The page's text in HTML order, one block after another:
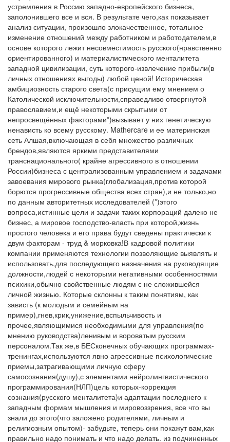
устремления в Россию западно-европейского бизнеса,
заполонившего все и вся. В результате чего,как показывает
анализ ситуации, произошло злокачественное, тотальное
изменение отношений между работником и работодателем,в
основе которого лежит несовместимость русского(нравственно
ориентированного) и материалистического менталитета
западной цивилизации, суть которого-извлечение прибыли(в
личных отношениях выгоды) любой ценой! Историческая
амбициозность старого света(с присущим ему мнением о
Католической исключительности,справедливо отвергнутой
православием,и ещё некоторыми скрытыми от
непросвещённых факторами*)вызывает у них генетическую
ненависть ко всему русскому. Mathercare и ее материнская
сеть Алшая,включающая в себя множество различных
брендов,являются яркими представителями
транснационального( крайне агрессивного в отношении
России)бизнеса с централизованным управлением и задачами
завоевания мирового рынка(глобализация,против которой
борются прогрессивные общества всех стран),и не только,но
по данным авторитетных исследователей (*)этого
вопроса,истинные цели и задачи таких корпораций далеко не
бизнес, а мировое господство-власть при которой,жизнь
простого человека и его права будут сведены практически к
двум факторам - труд & морковка!В кадровой политики
компании применяются технологии позволяющие выявлять и
использовать,для последующего назначения на руководящие
должности,людей с некоторыми негативными особенностями
психики,обычно свойственные людям с не сложившейся
личной жизнью. Которые склонны к таким понятиям, как
зависть (к молодым и семейным на
пример),гнев,крик,унижение,вспыльчивость и
прочее,являющимися необходимыми для управления(по
мнению руководства)ленивым и вороватым русским
персоналом.Так же,в БЕСконечных обучающих программах-
тренингах,используются явно агрессивные психологические
приемы,затрагивающими личную сферу
самосознания(душу),с элементами нейролингвистического
программирования(НЛП)цель которых-коррекция
сознания(русского менталитета)и адаптации последнего к
западным формам мышления и мировоззрения, все что вы
знали до этого(что заложено родителями, личным и
религиозным опытом)- забудьте, теперь они покажут вам,как
правильно надо понимать и что надо делать. из подчиненных